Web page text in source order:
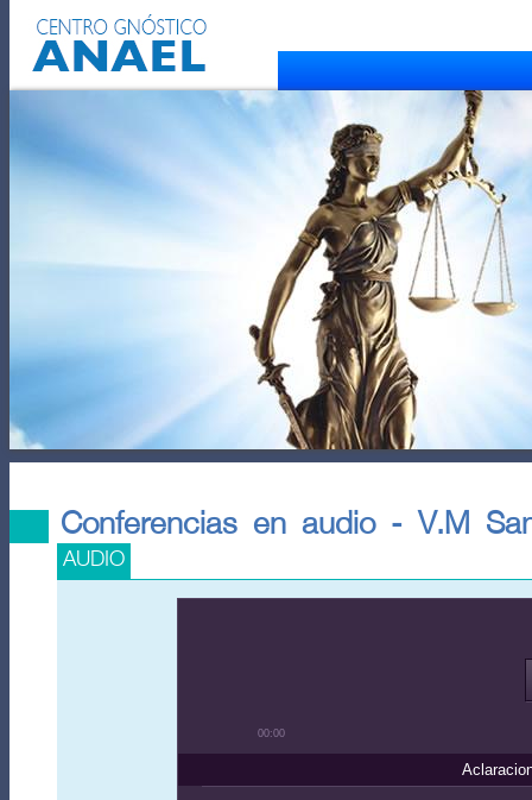
Conferencias en audio - V.M
AUDIO
00:00